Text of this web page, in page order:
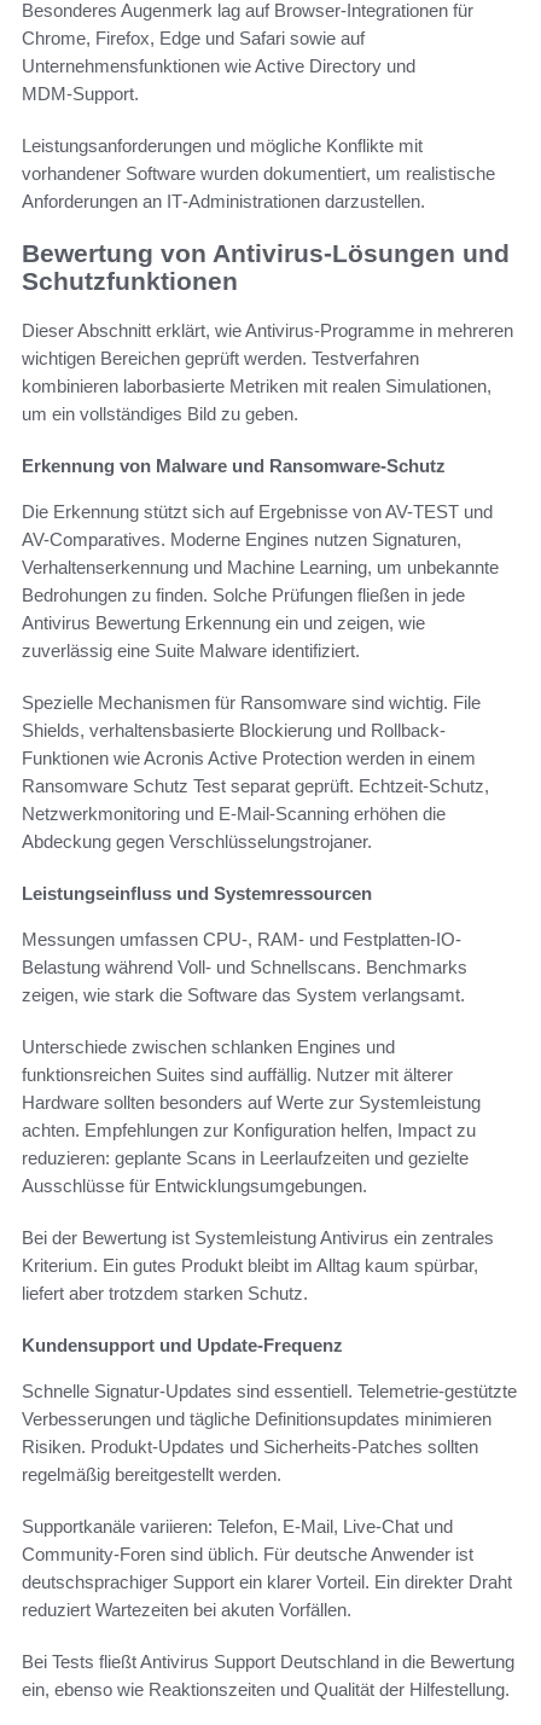
Besonderes Augenmerk lag auf Browser‑Integrationen für
Chrome, Firefox, Edge und Safari sowie auf
Unternehmensfunktionen wie Active Directory und
MDM‑Support.
Leistungsanforderungen und mögliche Konflikte mit
vorhandener Software wurden dokumentiert, um realistische
Anforderungen an IT‑Administrationen darzustellen.
Bewertung von Antivirus-Lösungen und
Schutzfunktionen
Dieser Abschnitt erklärt, wie Antivirus-Programme in mehreren
wichtigen Bereichen geprüft werden. Testverfahren
kombinieren laborbasierte Metriken mit realen Simulationen,
um ein vollständiges Bild zu geben.
Erkennung von Malware und Ransomware-Schutz
Die Erkennung stützt sich auf Ergebnisse von AV-TEST und
AV-Comparatives. Moderne Engines nutzen Signaturen,
Verhaltenserkennung und Machine Learning, um unbekannte
Bedrohungen zu finden. Solche Prüfungen fließen in jede
Antivirus Bewertung Erkennung ein und zeigen, wie
zuverlässig eine Suite Malware identifiziert.
Spezielle Mechanismen für Ransomware sind wichtig. File
Shields, verhaltensbasierte Blockierung und Rollback-
Funktionen wie Acronis Active Protection werden in einem
Ransomware Schutz Test separat geprüft. Echtzeit-Schutz,
Netzwerkmonitoring und E-Mail-Scanning erhöhen die
Abdeckung gegen Verschlüsselungstrojaner.
Leistungseinfluss und Systemressourcen
Messungen umfassen CPU-, RAM- und Festplatten-IO-
Belastung während Voll- und Schnellscans. Benchmarks
zeigen, wie stark die Software das System verlangsamt.
Unterschiede zwischen schlanken Engines und
funktionsreichen Suites sind auffällig. Nutzer mit älterer
Hardware sollten besonders auf Werte zur Systemleistung
achten. Empfehlungen zur Konfiguration helfen, Impact zu
reduzieren: geplante Scans in Leerlaufzeiten und gezielte
Ausschlüsse für Entwicklungsumgebungen.
Bei der Bewertung ist Systemleistung Antivirus ein zentrales
Kriterium. Ein gutes Produkt bleibt im Alltag kaum spürbar,
liefert aber trotzdem starken Schutz.
Kundensupport und Update-Frequenz
Schnelle Signatur-Updates sind essentiell. Telemetrie-gestützte
Verbesserungen und tägliche Definitionsupdates minimieren
Risiken. Produkt-Updates und Sicherheits-Patches sollten
regelmäßig bereitgestellt werden.
Supportkanäle variieren: Telefon, E-Mail, Live-Chat und
Community-Foren sind üblich. Für deutsche Anwender ist
deutschsprachiger Support ein klarer Vorteil. Ein direkter Draht
reduziert Wartezeiten bei akuten Vorfällen.
Bei Tests fließt Antivirus Support Deutschland in die Bewertung
ein, ebenso wie Reaktionszeiten und Qualität der Hilfestellung.